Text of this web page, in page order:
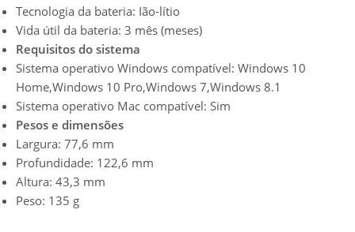
Tecnologia da bateria: Ião-lítio
Vida útil da bateria: 3 mês (meses)
Requisitos do sistema
Sistema operativo Windows compatível: Windows 10
Home,Windows 10 Pro,Windows 7,Windows 8.1
Sistema operativo Mac compatível: Sim
Pesos e dimensões
Largura: 77,6 mm
Profundidade: 122,6 mm
Altura: 43,3 mm
Peso: 135 g